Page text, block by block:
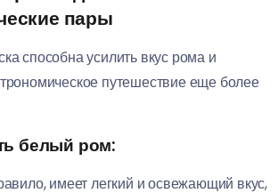
пары
способна усилить вкус рома и
путешествие еще более
белый ром:
имеет легкий и освежающий вкус,